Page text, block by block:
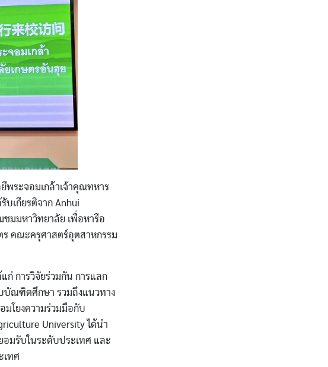
ระจอมเกล้าเจ้าคุณทหาร
เกียรติจาก Anhui
ชมมหาวิทยาลัย เพื่อหารือ
ร คณะครุศาสตร์อุตสาหกรรม
การวิจัยร่วมกัน การแลก
บัณฑิตศึกษา รวมถึงแนวทาง
มโยงความร่วมมือกับ
University ได้นำ
มรับในระดับประเทศ และ
เทศ